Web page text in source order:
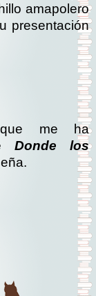
amapolero
presentación
me ha
Donde los